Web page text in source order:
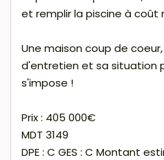
et remplir la piscine à coût
Une maison coup de
d'entretien et sa situation
s'impose !
Prix : 405 000€
MDT 3149
DPE : C GES : C Montant